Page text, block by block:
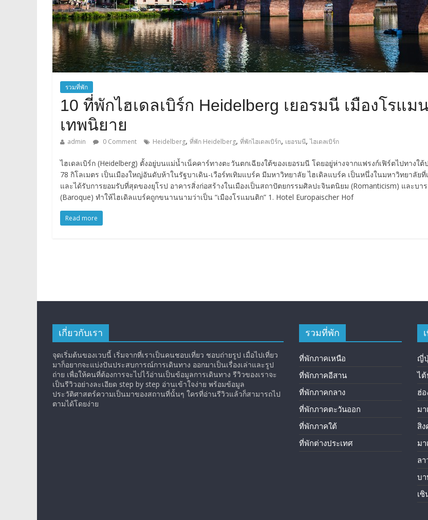
รวมที่พัก
10 ที่พักไฮเดลเบิร์ก Heidelberg เยอรมนี เมืองโรแม
เทพนิยาย
admin 0 Comment Heidelberg, ที่พัก Heidelberg, ที่พักไฮเดลเบิร์ก, เยอรมนี,ไฮเดลเบิร์ก
ไฮเดลเบิร์ก (Heidelberg) ตั้งอยู่บนแม่น้ำเน็คคาร์ทางตะวันตกเฉียงใต้ของเยอรมนี โดยอยู่ห่างจากแฟรงก์เฟิร์ตไปทางใ
78 กิโลเมตร เป็นเมืองใหญ่อันดับห้าในรัฐบาเดิน-เวือร์ทเทิมแบร์ค มีมหาวิทยาลัย ไฮเดิลแบร์ค เป็นหนึ่งในมหาวิทยาลัยที่
และได้รับการยอมรับที่สุดของยุโรป อาคารสิ่งก่อสร้างในเมืองเป็นสถาปัตยกรรมศิลปะจินตนิยม (Romanticism) และบา
(Baroque) ทำให้ไฮเดิลแบร์คถูกขนานนามว่าเป็น “เมืองโรแมนติก” 1. Hotel Europaischer Hof
Read more
เกี่ยวกับเรา
จุดเริ่มต้นของเวบนี้ เริ่มจากที่เราเป็นคนชอบเที่ยว ชอบถ่ายรูป เมื่อไปเที่ยว
มาก็อยากจะแบ่งปันประสบการณ์การเดินทาง ออกมาเป็นเรื่องเล่าและรูป
ถ่าย เพื่อให้คนที่ต้องการจะไปไว้อ่านเป็นข้อมูลการเดินทาง รีวิวของเราจะ
เป็นรีวิวอย่างละเอียด step by step อ่านเข้าใจง่าย พร้อมข้อมูล
ประวัติศาสตร์ความเป็นมาของสถานที่นั้นๆ ใครที่อ่านรีวิวแล้วก็สามารถไป
ตามได้โดยง่าย
รวมที่พัก
ที่พักภาคเหนือ
ที่พักภาคอีสาน
ที่พักภาคกลาง
ที่พักภาคตะวันออก
ที่พักภาคใต้
ที่พักต่างประเทศ
ญี่
ไ
ฮ่อ
มา
สิ
มา
ลา
บ
เซิ